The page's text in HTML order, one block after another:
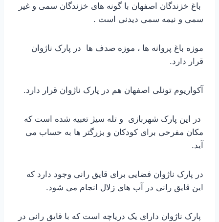
باغ خزندگان اصفهان با گونه های خزندگان سمی و غیر
سمی و نیمه سمی دیدنی است .
موزه باغ پروانه ها ، موزه صدف ها در پارک ناژوان
قرار دارد.
آکواریوم تونلی اصفهان هم در پارک ناژوان قرار دارد.
در این پارک شهربازی و تله سیژ تعبیه شده است که
مکان مفرحی برای کودکان و بزرگتر ها به حساب می
آید.
در پارک ناژوان فضایی برای قایق رانی وجود دارد که
این قایق رانی در آب های زلال انجام می شود.
پارک ناژوان دارای یک دریاچه است که با قایق رانی در